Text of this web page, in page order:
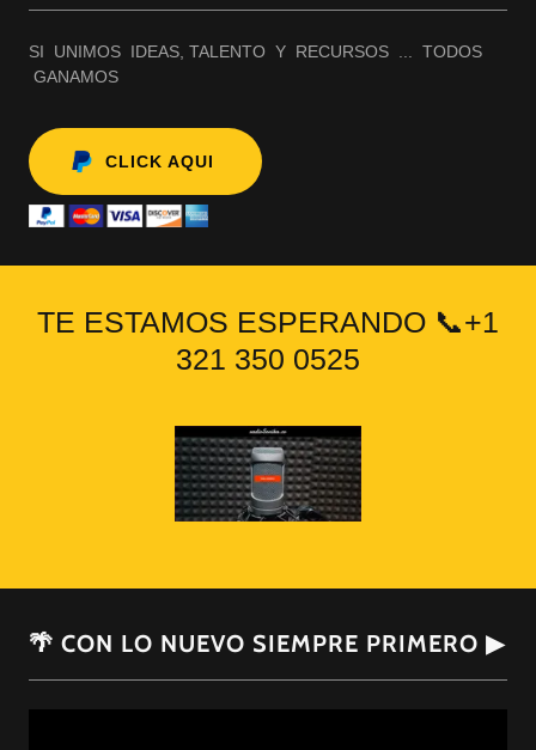
SI UNIMOS IDEAS, TALENTO Y RECURSOS ... TODOS
GANAMOS
CLICK AQUI
TE ESTAMOS ESPERANDO 📞+1
321 350 0525
🌴 CON LO NUEVO SIEMPRE PRIMERO ▶